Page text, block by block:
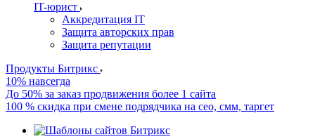
IT-юрист
Аккредитация IT
Защита авторских прав
Защита репутации
Продукты Битрикс
10% навсегда
До 50% за заказ продвижения более 1 сайта
100 % скидка при смене подрядчика на сео, смм, таргет